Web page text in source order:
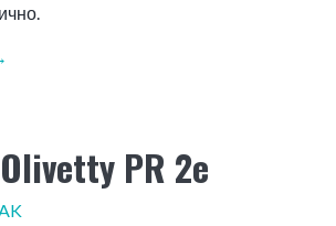
на
принтере
PR 2e